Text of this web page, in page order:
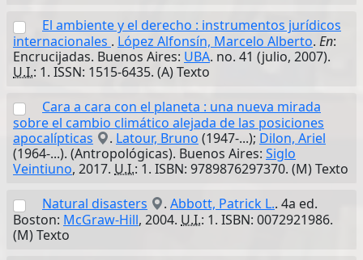
El ambiente y el derecho : instrumentos jurídicos
internacionales . López Alfonsín, Marcelo Alberto. En:
Encrucijadas. Buenos Aires: UBA. no. 41 (julio, 2007).
U.I.: 1. ISSN: 1515-6435. (A) Texto
Cara a cara con el planeta : una nueva mirada
sobre el cambio climático alejada de las posiciones
apocalípticas
. Latour, Bruno (1947-...); Dilon, Ariel
(1964-...). (Antropológicas). Buenos Aires: Siglo
Veintiuno, 2017. U.I.: 1. ISBN: 9789876297370. (M) Texto
Natural disasters
. Abbott, Patrick L.. 4a ed.
Boston: McGraw-Hill, 2004. U.I.: 1. ISBN: 0072921986.
(M) Texto